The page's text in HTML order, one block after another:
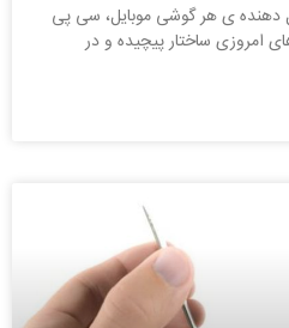
دهنده ی هر گوشی موبایل، سی پی
ساختار پیچیده و در